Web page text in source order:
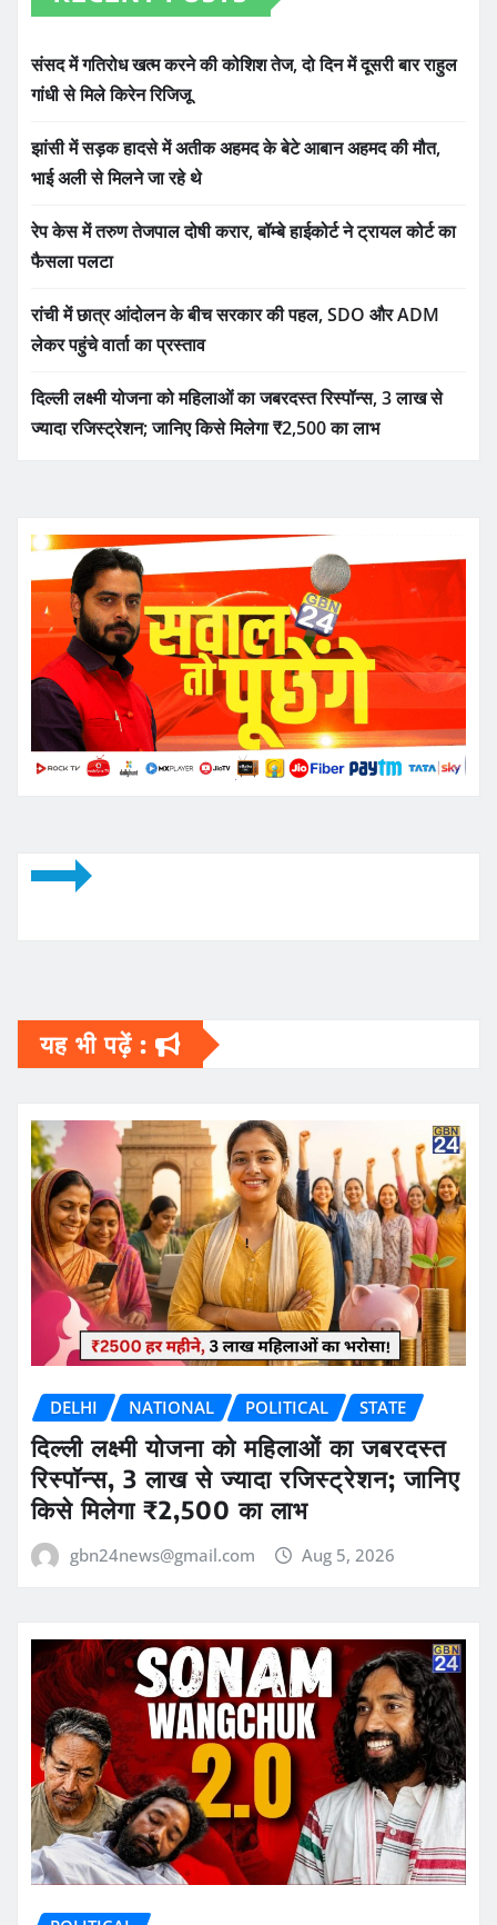
संसद में गतिरोध खत्म करने की कोशिश तेज, दो दिन में दूसरी बार राहुल
गांधी से मिले किरेन रिजिजू
झांसी में सड़क हादसे में अतीक अहमद के बेटे आबान अहमद की मौत,
भाई अली से मिलने जा रहे थे
रेप केस में तरुण तेजपाल दोषी करार, बॉम्बे हाईकोर्ट ने ट्रायल कोर्ट का
फैसला पलटा
रांची में छात्र आंदोलन के बीच सरकार की पहल, SDO और ADM
लेकर पहुंचे वार्ता का प्रस्ताव
दिल्ली लक्ष्मी योजना को महिलाओं का जबरदस्त रिस्पॉन्स, 3 लाख से
ज्यादा रजिस्ट्रेशन; जानिए किसे मिलेगा ₹2,500 का लाभ
यह भी पढ़ें :
DELHI NATIONAL POLITICAL STATE
दिल्ली लक्ष्मी योजना को महिलाओं का जबरदस्त
रिस्पॉन्स, 3 लाख से ज्यादा रजिस्ट्रेशन; जानिए
किसे मिलेगा ₹2,500 का लाभ
gbn24news@gmail.com Aug 5, 2026